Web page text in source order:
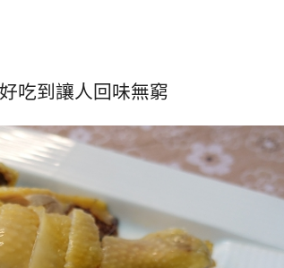
吃到讓人回味無窮